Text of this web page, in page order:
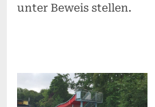
unter Beweis stellen.